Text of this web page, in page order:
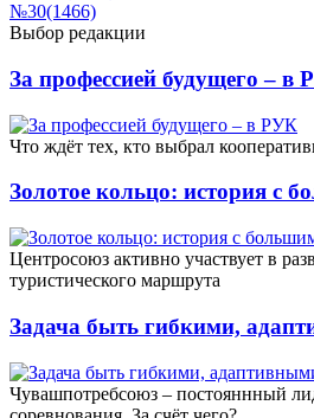
№30(1466)
Выбор редакции
За профессией будущего – в
Что ждёт тех, кто выбрал
Золотое кольцо: история с
Центросоюз активно участвует в
туристического маршрута
Задача быть гибкими,
Чувашпотребсоюз – постояннный